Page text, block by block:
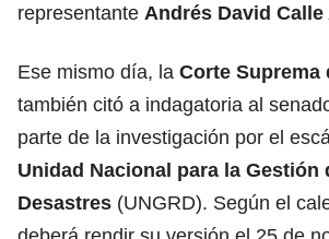
representante Andrés David Calle
Ese mismo día, la Corte Suprema
también citó a indagatoria al
parte de la investigación por el
Unidad Nacional para la Gestión
Desastres (UNGRD). Según el